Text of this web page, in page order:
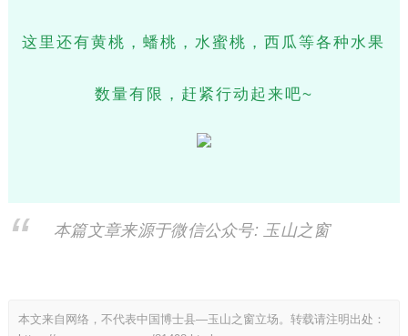
这里还有黄桃，蟠桃，水蜜桃，西瓜等各种水果
数量有限，赶紧行动起来吧~
本篇文章来源于微信公众号: 玉山之窗
本文来自网络，不代表中国博士县—玉山之窗立场。转载请注明出处：